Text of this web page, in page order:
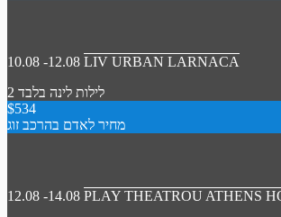
10.08 -12.08 LIV URBAN LARNACA
2 לילות לינה בלבד
$534
מחיר לאדם בהרכב זוג
12.08 -14.08 PLAY THEATROU ATHENS